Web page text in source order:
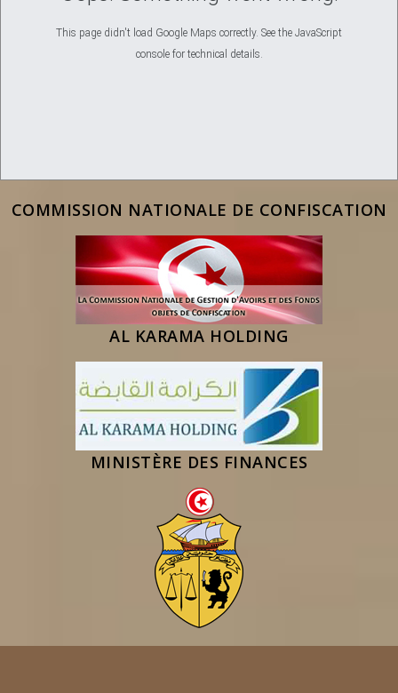
This page didn't load Google Maps correctly. See the JavaScript
console for technical details.
COMMISSION NATIONALE DE CONFISCATION
AL KARAMA HOLDING
MINISTÈRE DES FINANCES